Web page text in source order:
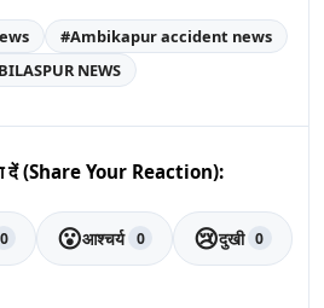
#Ambikapur accident news
BILASPUR NEWS
दें (Share Your Reaction):
0 😮आश्चर्य 0 😢दुखी 0